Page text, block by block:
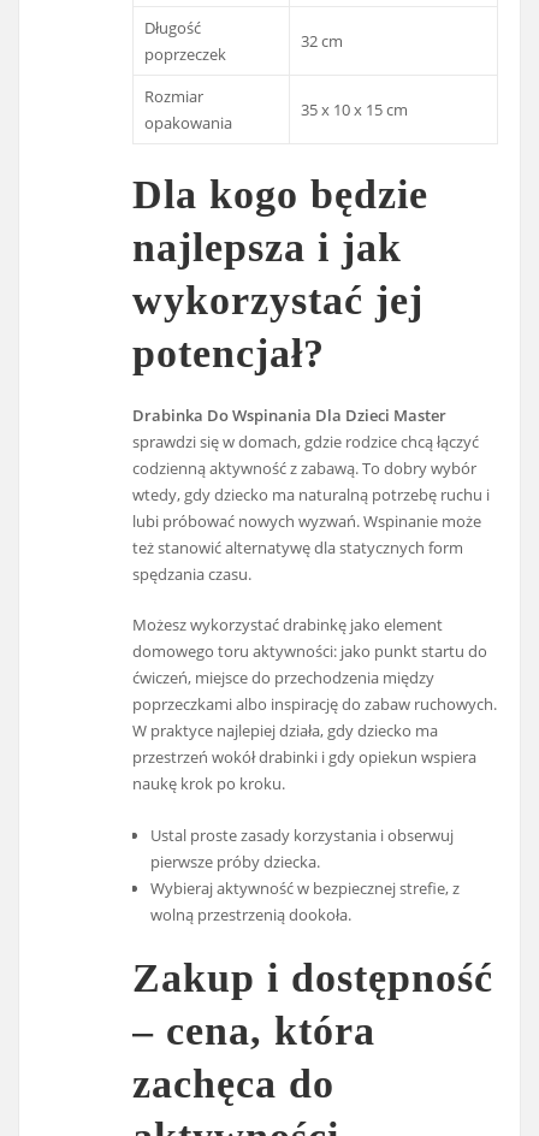
Długość
poprzeczek
32 cm
Rozmiar
opakowania
35 x 10 x 15 cm
Dla kogo będzie
najlepsza i jak
wykorzystać jej
potencjał?
Drabinka Do Wspinania Dla Dzieci Master
sprawdzi się w domach, gdzie rodzice chcą łączyć
codzienną aktywność z zabawą. To dobry wybór
wtedy, gdy dziecko ma naturalną potrzebę ruchu i
lubi próbować nowych wyzwań. Wspinanie może
też stanowić alternatywę dla statycznych form
spędzania czasu.
Możesz wykorzystać drabinkę jako element
domowego toru aktywności: jako punkt startu do
ćwiczeń, miejsce do przechodzenia między
poprzeczkami albo inspirację do zabaw ruchowych.
W praktyce najlepiej działa, gdy dziecko ma
przestrzeń wokół drabinki i gdy opiekun wspiera
naukę krok po kroku.
Ustal proste zasady korzystania i obserwuj
pierwsze próby dziecka.
Wybieraj aktywność w bezpiecznej strefie, z
wolną przestrzenią dookoła.
Zakup i dostępność
– cena, która
zachęca do